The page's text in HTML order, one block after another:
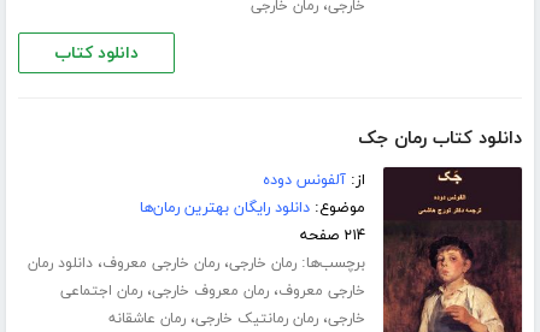
خارجی،رمان خارجی
دانلود کتاب
دانلود کتاب رمان جک
از:آلفونس دوده
موضوع:دانلود رایگان بهترین رمان‌ها
۲۱۴ صفحه
برچسب‌ها:رمان خارجی،رمان خارجی معروف،دانلود رمان
خارجی معروف،رمان معروف خارجی،رمان اجتماعی
خارجی،رمان رمانتیک خارجی،رمان عاشقانه